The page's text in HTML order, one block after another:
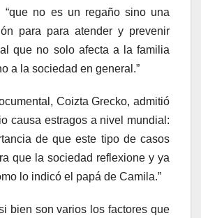
“que no es un regaño sino una
para para atender y prevenir
que no solo afecta a la familia
a la sociedad en general.”
Coizta Grecko, admitió
causa estragos a nivel mundial:
de que este tipo de casos
que la sociedad reflexione y ya
lo indicó el papá de Camila.”
bien son varios los factores que